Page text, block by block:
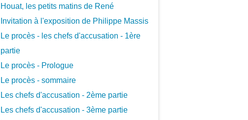
Houat, les petits matins de René
Invitation à l'exposition de Philippe Massis
Le procès - les chefs d'accusation - 1ère
partie
Le procès - Prologue
Le procès - sommaire
Les chefs d'accusation - 2ème partie
Les chefs d'accusation - 3ème partie